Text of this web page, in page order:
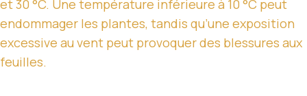
et 30 °C. Une température inférieure à 10 °C peut
endommager les plantes, tandis qu’une exposition
excessive au vent peut provoquer des blessures aux
feuilles.